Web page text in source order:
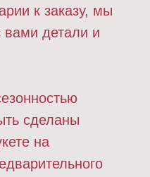
к заказу, мы
вами детали и
сделаны
на